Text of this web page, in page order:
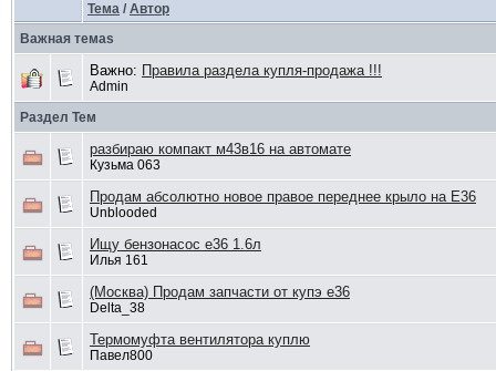
Тема/ Автор
Важная темаs
Важно: Правила раздела купля-продажа !!!
Admin
Раздел Тем
разбираю компакт м43в16 на автомате
Кузьма 063
Продам абсолютно новое правое переднее крыло на Е36
Unblooded
Ищу бензонасос е36 1.6л
Илья 161
(Москва) Продам запчасти от купэ е36
Delta_38
Термомуфта вентилятора куплю
Павел800